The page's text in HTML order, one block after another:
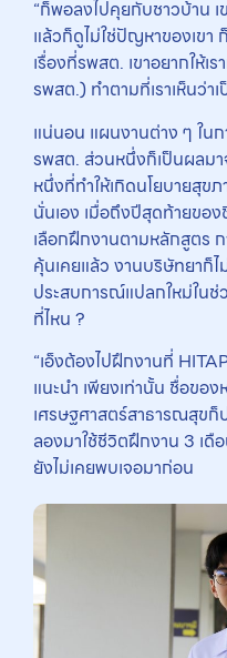
“ก็พอลงไปคุยกับชาวบ้าน เ
แล้วก็ดูไม่ใช่ปัญหาของเข
เรื่องที่รพสต. เขาอยากให้เ
รพสต.) ทำตามที่เราเห็นว่า
แน่นอน แผนงานต่าง ๆ ใ
รพสต. ส่วนหนึ่งก็เป็นผลม
หนึ่งที่ทำให้เกิดนโยบายสุข
นั่นเอง เมื่อถึงปีสุดท้ายขอ
เลือกฝึกงานตามหลักสูตร
คุ้นเคยแล้ว งานบริษัทยาก็ไ
ประสบการณ์แปลกใหม่ในช่
ที่ไหน ?
“เอ็งต้องไปฝึกงานที่
แนะนำ เพียงเท่านั้น ชื่อขอ
เศรษฐศาสตร์สาธารณสุขก็
ลองมาใช้ชีวิตฝึกงาน 3 เดื
ยังไม่เคยพบเจอมาก่อน